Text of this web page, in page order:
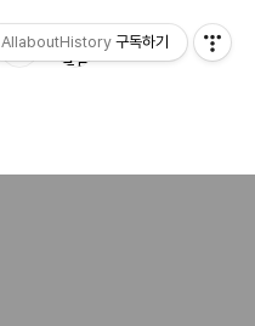
AllaboutHistory 구독하기